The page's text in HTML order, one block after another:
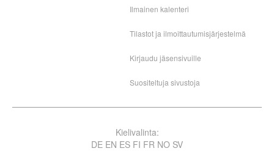
Ilmainen kalenteri
Tilastot ja ilmoittautumisjärjestelmä
Kirjaudu jäsensivuille
Suositeltuja sivustoja
Kielivalinta:
DE EN ES FI FR NO SV